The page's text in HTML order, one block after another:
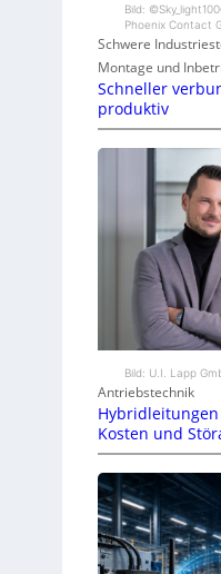
Bild:
Phoenix Contact
Schwere
Montage und
Schneller
produktiv
Bild: U.I. Lapp
Antriebstechnik
Kosten und